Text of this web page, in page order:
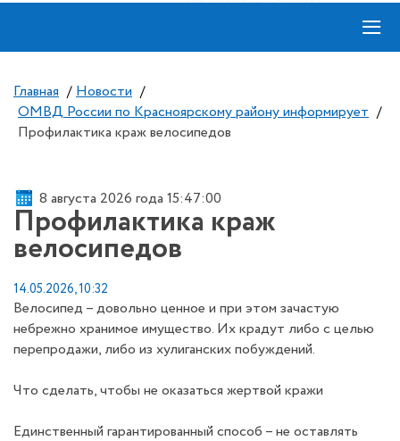
≡
Главная / Новости /
ОМВД России по Красноярскому району информирует /
Профилактика краж велосипедов
8 августа 2026 года 15:47:00
Профилактика краж
велосипедов
14.05.2026, 10:32
Велосипед – довольно ценное и при этом зачастую
небрежно хранимое имущество. Их крадут либо с целью
перепродажи, либо из хулиганских побуждений.
Что сделать, чтобы не оказаться жертвой кражи
Единственный гарантированный способ – не оставлять